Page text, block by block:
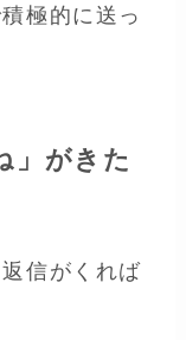
極的に送っ
」がきた
信がくれば